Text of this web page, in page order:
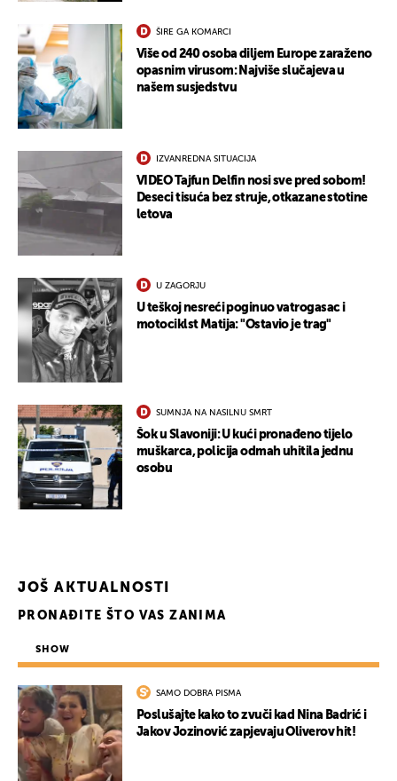
ŠIRE GA KOMARCI
Više od 240 osoba diljem Europe zaraženo
opasnim virusom: Najviše slučajeva u
našem susjedstvu
IZVANREDNA SITUACIJA
VIDEO Tajfun Delfin nosi sve pred sobom!
Deseci tisuća bez struje, otkazane stotine
letova
U ZAGORJU
U teškoj nesreći poginuo vatrogasac i
motociklst Matija: "Ostavio je trag"
SUMNJA NA NASILNU SMRT
Šok u Slavoniji: U kući pronađeno tijelo
muškarca, policija odmah uhitila jednu
osobu
JOŠ AKTUALNOSTI
PRONAĐITE ŠTO VAS ZANIMA
SHOW
SAMO DOBRA PISMA
Poslušajte kako to zvuči kad Nina Badrić i
Jakov Jozinović zapjevaju Oliverov hit!